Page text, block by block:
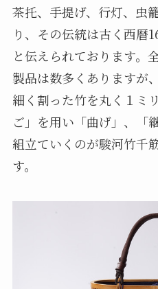
茶托、手提げ、行灯、虫
り、その伝統は古く西暦
と伝えられております。
製品は数多くありますが
細く割った竹を丸く１ミ
ご」を用い「曲げ」、「
組立ていくのが駿河竹千
す。